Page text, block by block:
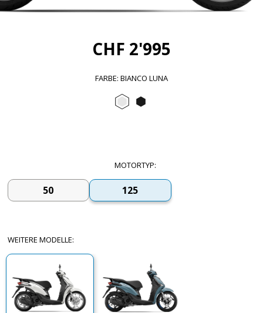
CHF 2'995
FARBE: BIANCO LUNA
Bianco Luna
MOTORTYP:
50 125
WEITERE MODELLE: